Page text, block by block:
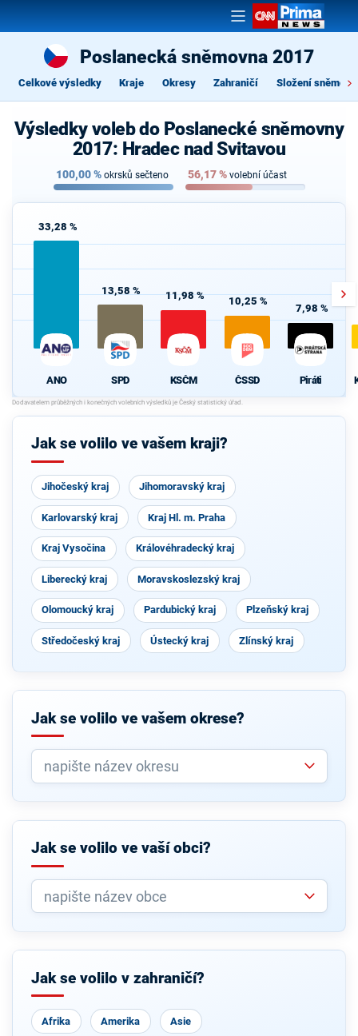
Poslanecká sněmovna 2017
Celkové výsledky Kraje Okresy Zahraničí Složení
Výsledky voleb do Poslanecké sněmovny
2017: Hradec nad Svitavou
100,00% okrsků sečteno 56,17% volební účast
33,28 %
ANO
13,58 %
SPD
11,98 %
KSČM
10,25 %
ČSSD
7,98 %
Piráti
Jak se volilo ve vašem kraji?
Jihočeský kraj Jihomoravský kraj
Karlovarský kraj Kraj Hl. m. Praha
Kraj Vysočina Královéhradecký kraj
Liberecký kraj Moravskoslezský kraj
Olomoucký kraj Pardubický kraj Plzeňský kraj
Středočeský kraj Ústecký kraj Zlínský kraj
Jak se volilo ve vašem okrese?
Jak se volilo ve vaší obci?
Jak se volilo v zahraničí?
Afrika Amerika Asie